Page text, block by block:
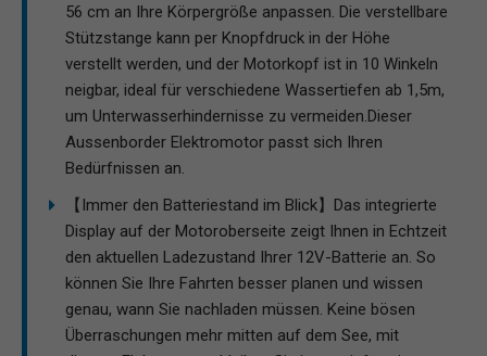
56 cm an Ihre Körpergröße anpassen. Die verstellbare
Stützstange kann per Knopfdruck in der Höhe
verstellt werden, und der Motorkopf ist in 10 Winkeln
neigbar, ideal für verschiedene Wassertiefen ab 1,5m,
um Unterwasserhindernisse zu vermeiden.Dieser
Aussenborder Elektromotor passt sich Ihren
Bedürfnissen an.
【Immer den Batteriestand im Blick】Das integrierte
Display auf der Motoroberseite zeigt Ihnen in Echtzeit
den aktuellen Ladezustand Ihrer 12V-Batterie an. So
können Sie Ihre Fahrten besser planen und wissen
genau, wann Sie nachladen müssen. Keine bösen
Überraschungen mehr mitten auf dem See, mit